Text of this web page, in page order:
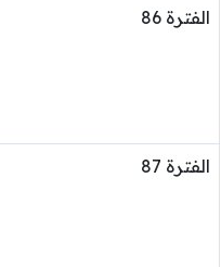
الفترة 86
الفترة 87